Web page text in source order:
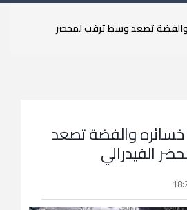
تصعد وسط ترقب لمحضر
والفضة تصعد
الفيدرالي